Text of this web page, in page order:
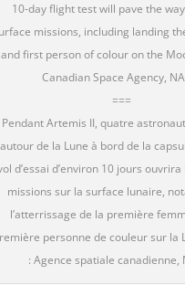
10-day flight test will pave the
missions, including landing
and first person of colour on the
Canadian Space Agency,
===
Pendant Artemis II, quatre
autour de la Lune à bord de la
d’essai d’environ 10 jours
missions sur la surface lunaire,
l’atterrissage de la première
personne de couleur sur la
: Agence spatiale canadienne,